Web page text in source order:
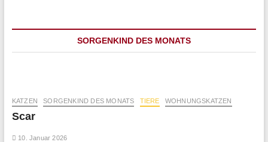
SORGENKIND DES MONATS
KATZEN SORGENKIND DES MONATS TIERE WOHNUNGSKATZEN
Scar
10. Januar 2026